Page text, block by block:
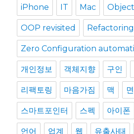
iPhone IT Mac
OOP revisited Refactoring
Zero Configuration
개인정보 객체지향 구인
리팩토링 마음가짐 맥
스마트포인터 스펙 아이폰
언어 업계 웹 유출사태